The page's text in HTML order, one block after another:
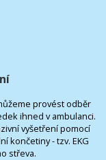
provést odběr
ihned v ambulanci.
vyšetření pomocí
končetiny - tzv. EKG
střeva.